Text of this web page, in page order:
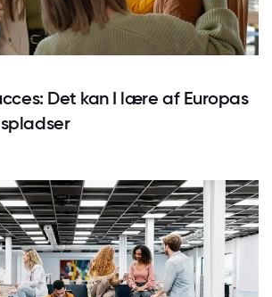
Det kan I lære af Europas